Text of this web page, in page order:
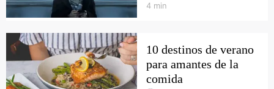
4 min
10 destinos de verano
para amantes de la
comida